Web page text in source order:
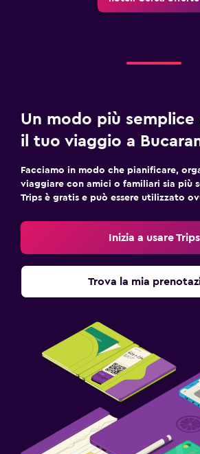
Un modo più
il tuo viaggio a
Facciamo in modo che pianificare,
viaggiare con amici o familiari sia più
Trips è gratis e può essere utilizzato
Inizia a usare Trips
Trova la mia